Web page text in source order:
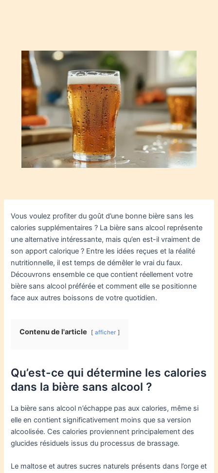
Vous voulez profiter du goût d’une bonne bière sans les
calories supplémentaires ? La bière sans alcool représente
une alternative intéressante, mais qu’en est-il vraiment de
son apport calorique ? Entre les idées reçues et la réalité
nutritionnelle, il est temps de démêler le vrai du faux.
Découvrons ensemble ce que contient réellement votre
bière sans alcool préférée et comment elle se positionne
face aux autres boissons de votre quotidien.
Contenu de l'article afficher
Qu’est-ce qui détermine les calories
dans la bière sans alcool ?
La bière sans alcool n’échappe pas aux calories, même si
elle en contient significativement moins que sa version
alcoolisée. Ces calories proviennent principalement des
glucides résiduels issus du processus de brassage.
Le maltose et autres sucres naturels présents dans l’orge et